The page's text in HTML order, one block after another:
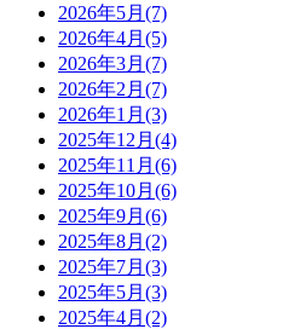
2026年5月 (7)
2026年4月 (5)
2026年3月 (7)
2026年2月 (7)
2026年1月 (3)
2025年12月 (4)
2025年11月 (6)
2025年10月 (6)
2025年9月 (6)
2025年8月 (2)
2025年7月 (3)
2025年5月 (3)
2025年4月 (2)